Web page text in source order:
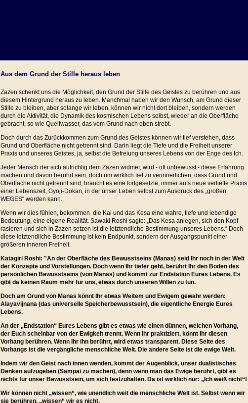
Aus dem Grund der Stille heraus leben
Zazen schenkt uns die Möglichkeit, den Grund der Stille des Geistes zu berühren und aus
diesem Hintergrund heraus zu leben. Manchmal haben wir den Wunsch, am Grund dieser
Stille zu bleiben, aber solange wir leben, können wir nicht dort bleiben, sondern werden
durch die Aktivität, die Dynamik des kosmischen Lebens selbst, wieder an die Oberfläche
gebracht, so wie Quellwasser, das vom Grund nach oben strebt.
Doch durch das Zurückkommen zum Grund des Geistes können wir tief verstehen, dass
Grund und Oberfläche nicht getrennt sind. Darin liegt die Tiefe und die Freiheit unserer
Praxis und unseres Geistes, ja, selbst die Befreiung unseres Lebens von der Enge des Ich.
Jeder Mensch der sich aufrichtig dem Zazen widmet, wird - oft unbewusst - diese Erfahrung
machen und davon berührt sein, doch um wirklich tief zu verinnerlichen, dass Grund und
Oberfläche nicht getrennt sind, braucht es eine fortgesetzte, immer aufs neue vertiefte Praxis
einer Lebenszeit, Gyoji-Dokan, in der unser Leben selbst zum Ausdruck des „großen
WEGES“ werden kann.
Wenn wir dies fühlen, bekommen die Kai und das Kesa eine wahre, tiefe und lebendige
Bedeutung, eine eigene Realität. Sawaki Roshi sagte: „Das Kesa anlegen, sich den Kopf
rasieren und sich in Zazen setzen ist die letztendliche Bestimmung unseres Lebens.“ Doch
diese letztendliche Bestimmung ist kein Endpunkt, sondern der Ausgangspunkt einer
größeren inneren Freiheit.
Katagiri Roshi: "An der Oberfläche des Bewusstseins (Manas) seid Ihr noch in der Welt
der Konzepte und Vorstellungen. Doch wenn Ihr tiefer geht, berührt Ihr den Boden des
persönlichen Bewusstseins (von Manas) und kommt zur Endstation Eures Lebens. Es
gibt da keinen Raum mehr für uns, etwas durch unseren Willen zu tun.
Doch am Grund von Manas könnt Ihr etwas Weitem und Ewigem gewahr werden:
Alayavijnana (das universelle Speicherbewusstsein), die eigentliche Energie Eures
Lebens.
An der „Endstation“ Eures Lebens gibt es etwas wie einen dünnen, weichen Vorhang,
der Euch scheinbar von der Ewigkeit trennt. Wenn Ihr praktiziert, könnt Ihr diesen
Vorhang berühren. Wenn Ihr ihn berührt, wird etwas transparent. Diese Seite des
Vorhangs ist die vergängliche menschliche Welt. Die andere Seite ist die ewige Welt.
Indem wir den Geist nach innen wenden, kommt der Augenblick, unser dualistisches
Denken aufzugeben (Sampai zu machen), denn wenn man das Ewige berührt, gibt es
nichts für unser Bewusstsein, um sich festzuhalten. Da ist wirklich nur: „Ich weiß nicht“!
Wir können nicht „wissen“, wie unendlich weit die menschliche Welt ist. Selbst wenn wir
sie berühren, „wissen“ wir es nicht.